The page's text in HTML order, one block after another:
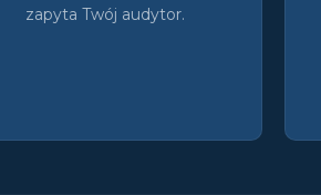
zapyta Twój audytor.